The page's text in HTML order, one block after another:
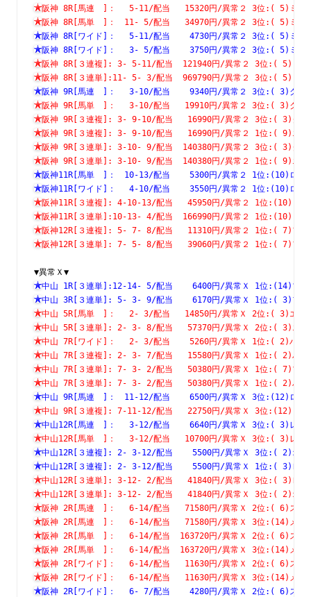
阪神 8R[馬連　]：　 5-11/配当   15320円/異常２ 3位
阪神 8R[馬単　]：　11- 5/配当   34970円/異常２ 3位
阪神 8R[ワイド]：　 5-11/配当    4730円/異常２ 3位
阪神 8R[ワイド]：　 3- 5/配当    3750円/異常２ 3位
阪神 8R[３連複]: 3- 5-11/配当  121940円/異常２ 3位
阪神 8R[３連単]:11- 5- 3/配当  969790円/異常２ 3位
阪神 9R[馬連　]：　 3-10/配当    9340円/異常２ 3位:( 3)クリ
阪神 9R[馬単　]：　 3-10/配当   19910円/異常２ 3位:( 3)クリ
阪神 9R[３連複]: 3- 9-10/配当   16990円/異常２ 3位:( 3)クリ
阪神 9R[３連複]: 3- 9-10/配当   16990円/異常２ 1位:( 9)エン
阪神 9R[３連単]: 3-10- 9/配当  140380円/異常２ 3位:( 3)ク
阪神 9R[３連単]: 3-10- 9/配当  140380円/異常２ 1位:( 9)エ
阪神11R[馬単　]：　10-13/配当    5300円/異常２ 1位:(10)ロード
阪神11R[ワイド]：　 4-10/配当    3550円/異常２ 1位:(10)ロード
阪神11R[３連複]: 4-10-13/配当   45950円/異常２ 1位:(10)ロード
阪神11R[３連単]:10-13- 4/配当  166990円/異常２ 1位:(10)ロード
阪神12R[３連複]: 5- 7- 8/配当   11310円/異常２ 1位:( 7)フィア
阪神12R[３連単]: 7- 5- 8/配当   39060円/異常２ 1位:( 7)フィア
▼異常Ｘ▼
中山 1R[３連単]:12-14- 5/配当    6400円/異常Ｘ 1
中山 3R[３連単]: 5- 3- 9/配当    6170円/異常Ｘ
中山 5R[馬単　]：　 2- 3/配当   14850円/異常Ｘ 2
中山 5R[３連単]: 2- 3- 8/配当   57370円/異常Ｘ 2
中山 7R[ワイド]：　 2- 3/配当    5260円/異常Ｘ 1位:( 2)ハナザ
中山 7R[３連複]: 2- 3- 7/配当   15580円/異常Ｘ 1位:( 2)ハナザ
中山 7R[３連単]: 7- 3- 2/配当   50380円/異常Ｘ 1位:( 7)プレシ
中山 7R[３連単]: 7- 3- 2/配当   50380円/異常Ｘ 1位:( 2)ハナザ
中山 9R[馬連　]：　11-12/配当    6500円/異常Ｘ 3位:(12)ロード
中山 9R[３連複]: 7-11-12/配当   22750円/異常Ｘ 3位:(12)ロード
中山12R[馬連　]：　 3-12/配当    6640円/異常Ｘ 3位:( 3)レジー
中山12R[馬単　]：　 3-12/配当   10700円/異常Ｘ 3位:( 3)レジー
中山12R[３連複]: 2- 3-12/配当    5500円/異常Ｘ 3位:( 2)オメガ
中山12R[３連複]: 2- 3-12/配当    5500円/異常Ｘ 1位:( 3)レジー
中山12R[３連単]: 3-12- 2/配当   41840円/異常Ｘ 3位:( 3)レジー
中山12R[３連単]: 3-12- 2/配当   41840円/異常Ｘ 3位:( 2)オメガ
阪神 2R[馬連　]：　 6-14/配当   71580円/異常
阪神 2R[馬連　]：　 6-14/配当   71580円/異常Ｘ 3
阪神 2R[馬単　]：　 6-14/配当  163720円/異常
阪神 2R[馬単　]：　 6-14/配当  163720円/異常Ｘ 3
阪神 2R[ワイド]：　 6-14/配当   11630円/異常
阪神 2R[ワイド]：　 6-14/配当   11630円/異常Ｘ 3
阪神 2R[ワイド]：　 6- 7/配当    4280円/異常